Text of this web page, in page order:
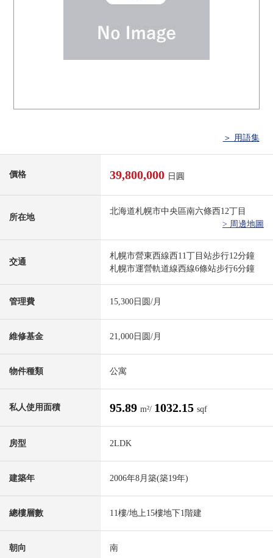
＞ 用語集
價格 39,800,000 日圓
所在地
北海道札幌市中央區南六條西12丁目
> 周邊地圖
交通
札幌市營東西線西11丁目站步行12分鐘
札幌市運營軌道線西線6條站步行6分鐘
管理費 15,300日圆/月
維修基金 21,000日圆/月
物件種類 公寓
私人使用面積 95.89 m²/ 1032.15 sqf
房型 2LDK
建築年 2006年8月築(築19年)
總樓層數 11樓/地上15樓地下1階建
朝向 南